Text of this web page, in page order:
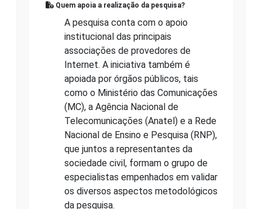
Quem apoia a realização da pesquisa?
A pesquisa conta com o apoio
institucional das principais
associações de provedores de
Internet. A iniciativa também é
apoiada por órgãos públicos, tais
como o Ministério das Comunicações
(MC), a Agência Nacional de
Telecomunicações (Anatel) e a Rede
Nacional de Ensino e Pesquisa (RNP),
que juntos a representantes da
sociedade civil, formam o grupo de
especialistas empenhados em validar
os diversos aspectos metodológicos
da pesquisa.